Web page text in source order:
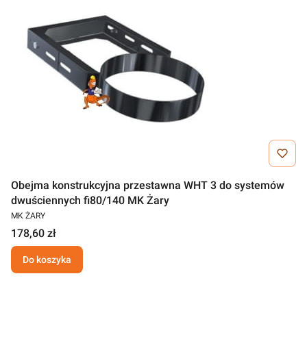
Obejma konstrukcyjna przestawna WHT 3 do systemów
dwuściennych fi80/140 MK Żary
MK ŻARY
178,60 zł
Do koszyka